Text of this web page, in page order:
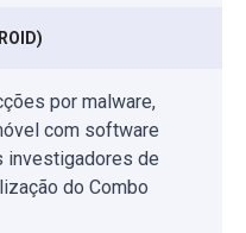
por malware,
com software
investigadores de
do Combo